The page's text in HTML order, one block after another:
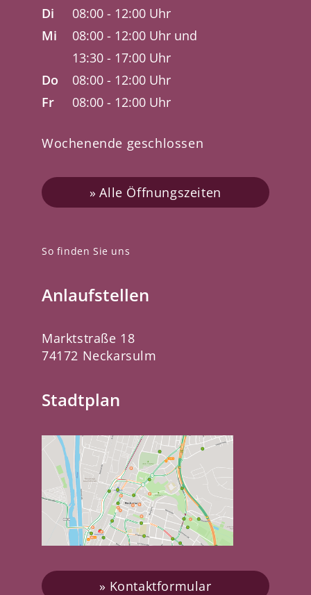
So finden Sie uns
Anlaufstellen
Marktstraße 18
74172 Neckarsulm
Stadtplan
Kontaktformular
Di
08:00 - 12:00 Uhr
Mi
08:00 - 12:00 Uhr und
13:30 - 17:00 Uhr
Do
08:00 - 12:00 Uhr
Fr
08:00 - 12:00 Uhr
Wochenende geschlossen
Alle Öffnungszeiten